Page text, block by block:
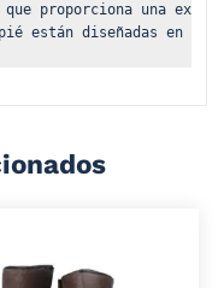
que proporciona una
están diseñadas en la